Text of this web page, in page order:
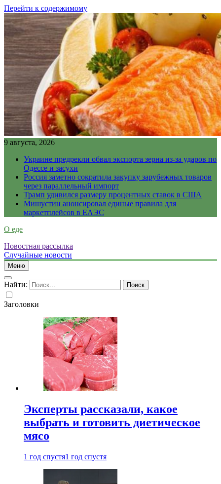
Перейти к содержимому
9 августа, 2026
Украине предрекли обвал экспорта зерна из-за ударов по
Одессе и засухи
Россия заметно сократила закупку зарубежных товаров
через параллельный импорт
Трамп удивился размеру процентных ставок в США
Мишустин анонсировал единые правила для
маркетплейсов в ЕАЭС
О еде
Новостная рассылка
Случайные новости
Меню
Найти:
Заголовки
Эксперты рассказали, какое
выбрать и готовить диетическое
мясо
1 год спустя1 год спустя